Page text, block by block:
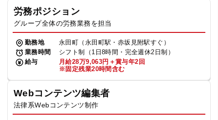
労務ポジション
グループ全体の労務業務を担当
勤務地
永田町（永田町駅・赤坂見附駅すぐ）
業務時間
シフト制（1日8時間・完全週休2日制）
給与
月給28万9,063円＋賞与年2回
※固定残業20時間含む
Webコンテンツ編集者
法律系Webコンテンツ制作